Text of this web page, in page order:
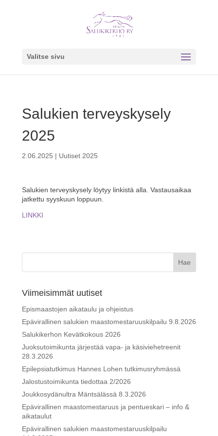
Valitse sivu
Salukien terveyskysely
2025
2.06.2025 | Uutiset 2025
Salukien terveyskysely löytyy linkistä alla. Vastausaikaa
jatkettu syyskuun loppuun.
LINKKI
Viimeisimmät uutiset
Epismaastojen aikataulu ja ohjeistus
Epävirallinen salukien maastomestaruuskilpailu 9.8.2026
Salukikerhon Kevätkokous 2026
Juoksutoimikunta järjestää vapa- ja käsiviehetreenit
28.3.2026
Epilepsiatutkimus Hannes Lohen tutkimusryhmässä
Jalostustoimikunta tiedottaa 2/2026
Joukkosydänultra Mäntsälässä 8.3.2026
Epävirallinen maastomestaruus ja pentueskari – info &
aikataulut
Epävirallinen salukien maastomestaruuskilpailu